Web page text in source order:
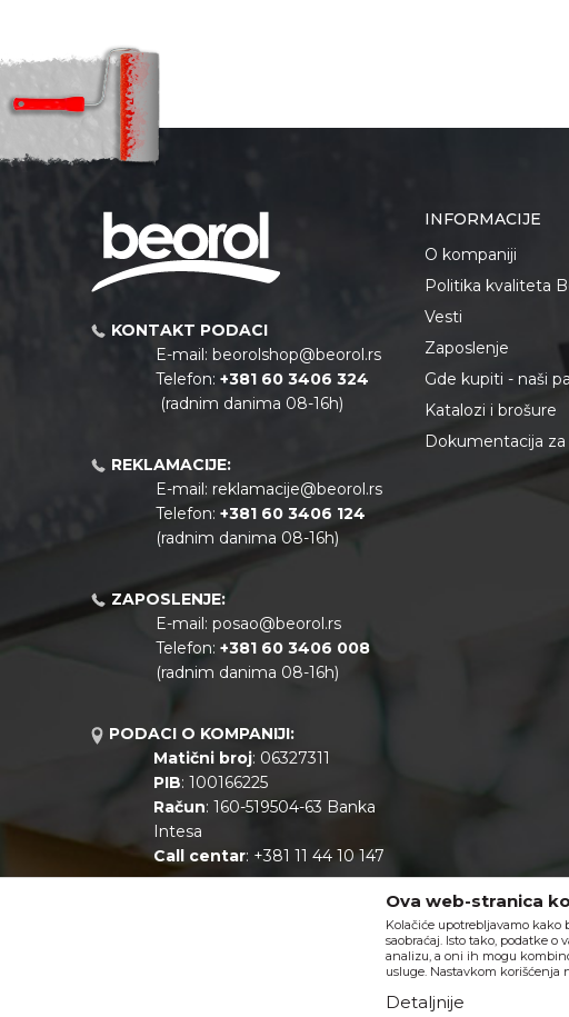
KONTAKT PODACI
E-mail: beorolshop@beorol.rs
Telefon: +381 60 3406 324
(radnim danima 08-16h)
REKLAMACIJE:
E-mail: reklamacije@beorol.rs
Telefon: +381 60 3406 124
(radnim danima 08-16h)
ZAPOSLENJE:
E-mail: posao@beorol.rs
Telefon: +381 60 3406 008
(radnim danima 08-16h)
PODACI O KOMPANIJI:
Matični broj: 06327311
PIB: 100166225
Račun: 160-519504-63 Banka
Intesa
Call centar: +381 11 44 10 147
INFORMACIJE
O kompaniji
Politika kvaliteta
Vesti
Zaposlenje
Gde kupiti - naši
Katalozi i brošure
Dokumentacija
Ova web-stranica
Kolačiće upotrebljavamo
saobraćaj. Isto tako, podatke
analizu, a oni ih mogu
usluge. Nastavkom
Detaljnije